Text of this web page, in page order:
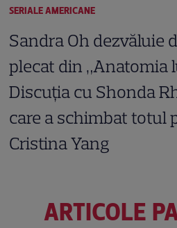
SERIALE AMERICANE
Sandra Oh dezvăluie
plecat din „Anatomia
Discuția cu Shonda
care a schimbat totul
Cristina Yang
ARTICOLE